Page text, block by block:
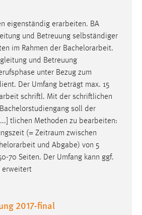
eigenständig erarbeiten. BA
und Betreuung selbständiger
im Rahmen der Bachelorarbeit.
und Betreuung
unter Bezug zum
Der Umfang beträgt max. 15
schriftl. Mit der schriftlichen
soll der
tlichen Methoden zu bearbeiten:
(= Zeitraum zwischen
und Abgabe) von 5
70 Seiten. Der Umfang kann ggf.
erweitert
2017-final